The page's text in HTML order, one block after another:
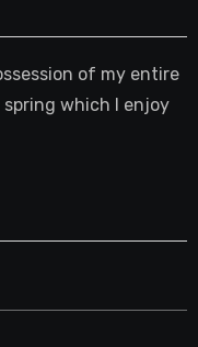
of my entire
which I enjoy